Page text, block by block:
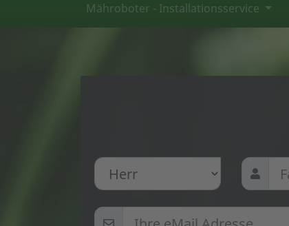
Mähroboter - Installationsservice